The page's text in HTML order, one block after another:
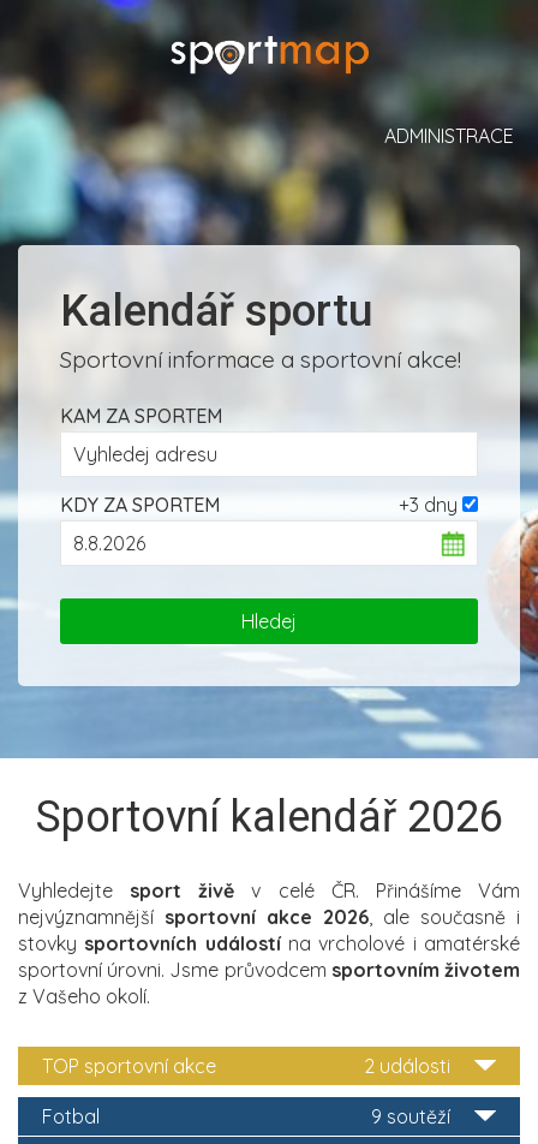
ADMINISTRACE
Kalendář sportu
Sportovní informace a sportovní akce!
KAM ZA SPORTEM
+3 dny
KDY ZA SPORTEM
Sportovní kalendář 2026
Vyhledejte sport živě v celé ČR. Přinášíme Vám
nejvýznamnější sportovní akce 2026, ale současně i
stovky sportovních událostína vrcholové i amatérské
sportovní úrovni. Jsme průvodcem sportovním životem
z Vašeho okolí.
2 události
TOP sportovní akce
9 soutěží
Fotbal